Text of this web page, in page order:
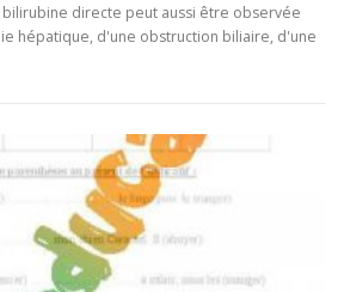
directe peut aussi être observée
hépatique, d'une obstruction biliaire, d'une